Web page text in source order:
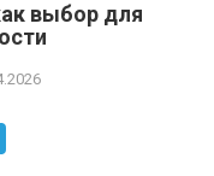
выбор для